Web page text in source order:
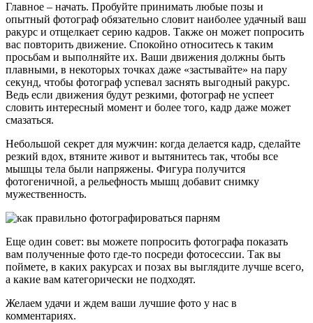
Главное – начать. Пробуйте принимать любые позы и
опытный фотограф обязательно словит наиболее удачный ваш
ракурс и отщелкает серию кадров. Также он может попросить
вас повторить движение. Спокойно относитесь к таким
просьбам и выполняйте их. Ваши движения должны быть
плавными, в некоторых точках даже «застывайте» на пару
секунд, чтобы фотограф успевал заснять выгодный ракурс.
Ведь если движения будут резкими, фотограф не успеет
словить интересный момент и более того, кадр даже может
смазаться.
Небольшой секрет для мужчин: когда делается кадр, сделайте
резкий вдох, втяните живот и вытянитесь так, чтобы все
мышцы тела были напряжены. Фигура получится
фотогеничной, а рельефность мышц добавит снимку
мужественность.
Еще один совет: вы можете попросить фотографа показать
вам полученные фото где-то посреди фотосессии. Так вы
поймете, в каких ракурсах и позах вы выглядите лучше всего,
а какие вам категорически не подходят.
Желаем удачи и ждем ваши лучшие фото у нас в
комментариях.